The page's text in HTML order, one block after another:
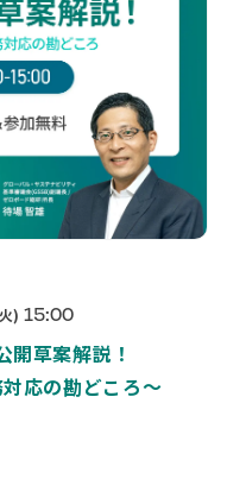
) 15:00
草案解説！
応の勘どころ〜